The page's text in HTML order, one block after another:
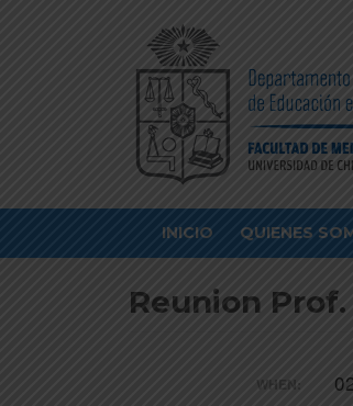
INICIO QUIENES
Reunion Prof.
WHEN: